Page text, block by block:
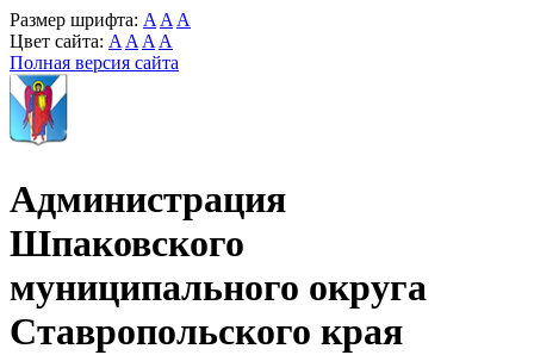
Размер шрифта: A A A
Цвет сайта: A A A A
Полная версия сайта
Администрация
Шпаковского
муниципального округа
Ставропольского края